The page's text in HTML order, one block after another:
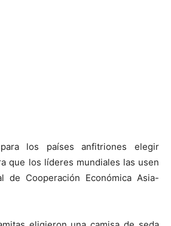
los países anfitriones elegir
que los líderes mundiales las usen
de Cooperación Económica Asia-